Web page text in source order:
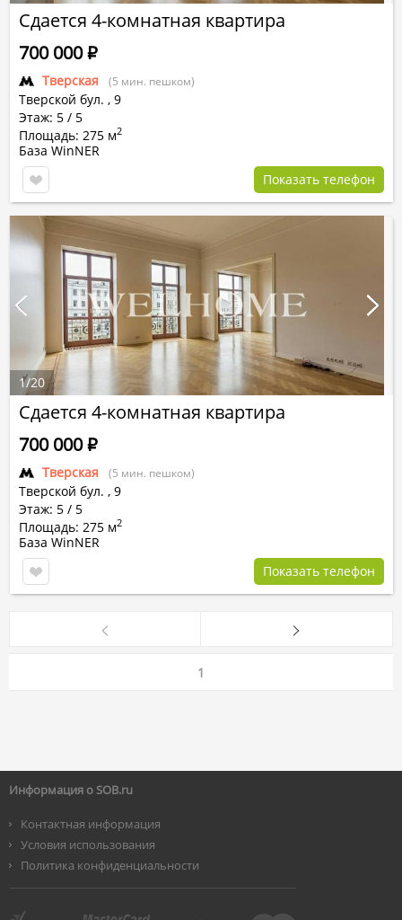
Сдается 4-комнатная квартира
Тверская (5 мин. пешком)
Тверской бул. , 9
Этаж: 5 / 5
Площадь: 275 м2
700 000Р
База WinNER
Показать телефон
Сдается 4-комнатная квартира
Тверская (5 мин. пешком)
Тверской бул. , 9
Этаж: 5 / 5
Площадь: 275 м2
700 000Р
База WinNER
Показать телефон
1/20
1
Информация о SOB.ru
Контактная информация
Условия использования
Политика конфиденциальности